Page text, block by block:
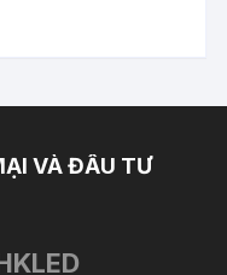
VÀ ĐẦU TƯ